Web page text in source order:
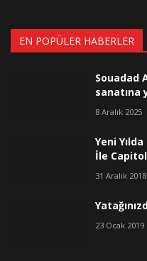
EN POPÜLER HABERLER
Souadad
sanatına
8 Aralık 2025
Yeni
İle
31 Aralık 2018
23 Ocak 2019